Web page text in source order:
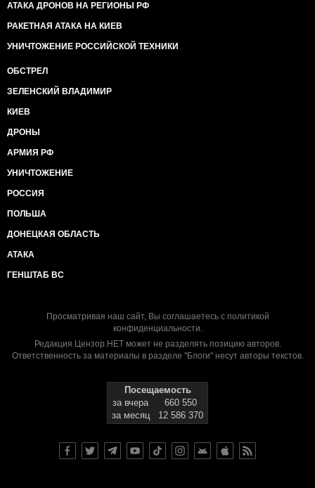
АТАКА ДРОНОВ НА РЕГИОНЫ РФ
РАКЕТНАЯ АТАКА НА КИЕВ
УНИЧТОЖЕНИЕ РОССИЙСКОЙ ТЕХНИКИ
ОБСТРЕЛ
ЗЕЛЕНСКИЙ ВЛАДИМИР
КИЕВ
ДРОНЫ
АРМИЯ РФ
УНИЧТОЖЕНИЕ
РОССИЯ
ПОЛЬША
ДОНЕЦКАЯ ОБЛАСТЬ
АТАКА
ГЕНШТАБ ВС
Просматривая наш сайт, Вы соглашаетесь с политикой
конфиденциальности.
Редакция Цензор.НЕТ может не разделять позицию авторов.
Ответственность за материалы в разделе "Блоги" несут авторы текстов.
Посещаемость
за вчера
660 550
за месяц
12 586 370